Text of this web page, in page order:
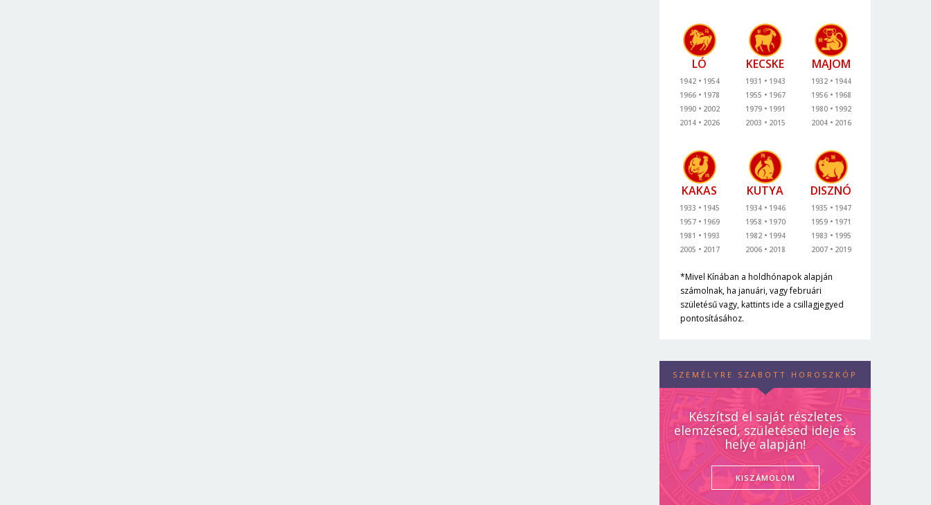
LÓ
1942
1954
1966
1978
1990
2002
2014
2026
KECSKE
1931
1943
1955
1967
1979
1991
2003
2015
MAJOM
1932
1944
1956
1968
1980
1992
2004
2016
KAKAS
1933
1945
1957
1969
1981
1993
2005
2017
KUTYA
1934
1946
1958
1970
1982
1994
2006
2018
DISZNÓ
1935
1947
1959
1971
1983
1995
2007
2019
*Mivel Kínában a holdhónapok alapján
számolnak, ha januári, vagy februári
születésű vagy, kattints ide a csillagjegyed
pontosításához.
SZEMÉLYRE SZABOTT HOROSZKÓP
Készítsd el saját részletes
elemzésed, születésed ideje és
helye alapján!
KISZÁMOLOM